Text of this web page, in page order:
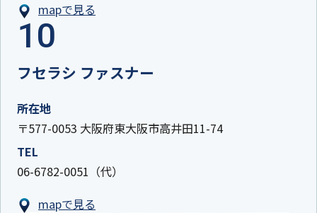
mapで見る
10
フセラシ ファスナー
所在地
〒577-0053 大阪府東大阪市高井田11-74
TEL
06-6782-0051（代）
mapで見る